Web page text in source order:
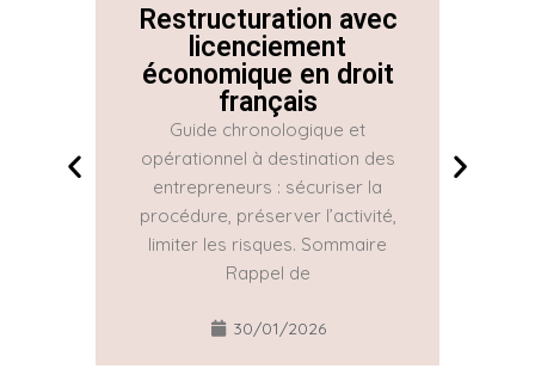
Restructuration avec
licenciement
économique en droit
français
Guide chronologique et
opérationnel à destination des
entrepreneurs : sécuriser la
procédure, préserver l’activité,
limiter les risques. Sommaire
Rappel de
30/01/2026